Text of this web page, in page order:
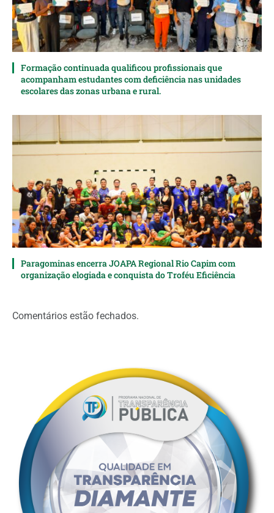
Formação continuada qualificou profissionais que
acompanham estudantes com deficiência nas unidades
escolares das zonas urbana e rural.
Paragominas encerra JOAPA Regional Rio Capim com
organização elogiada e conquista do Troféu Eficiência
Comentários estão fechados.